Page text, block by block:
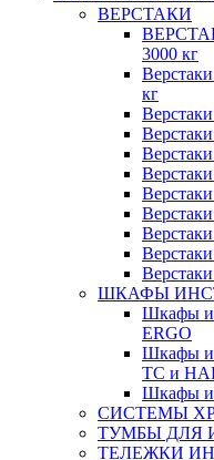
ВЕРСТАКИ
3000 кг
кг
ШКАФЫ
Шкафы
ERGO
Шкафы
ТС и
Шкафы
СИСТЕМЫ
ТУМБЫ ДЛЯ
ТЕЛЕЖКИ